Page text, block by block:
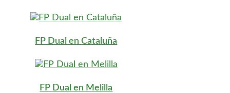
FP Dual en Cataluña
FP Dual en Melilla